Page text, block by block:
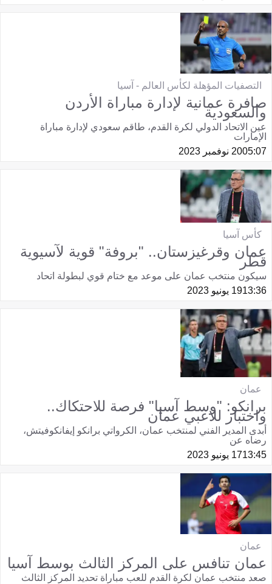
التصفيات المؤهلة لكأس العالم - آسيا
صافرة عمانية لإدارة مباراة الأردن
والسعودية
عين الاتحاد الدولي لكرة القدم، طاقم سعودي لإدارة مباراة
الإمارات
05:0720 نوفمبر 2023
كأس آسيا
عمان وقرغيزستان.. "بروفة" قوية لآسيوية
قطر
سيكون منتخب عمان على موعد مع ختام قوي لبطولة اتحاد
13:3619 يونيو 2023
عمان
برانكو: "وسط آسيا" فرصة للاحتكاك..
واختبار للاعبي عمان
أبدى المدير الفني لمنتخب عمان، الكرواتي برانكو إيفانكوفيتش،
رضاه عن
13:4517 يونيو 2023
عمان
عمان تنافس على المركز الثالث بوسط آسيا
صعد منتخب عمان لكرة القدم للعب مباراة تحديد المركز الثالث